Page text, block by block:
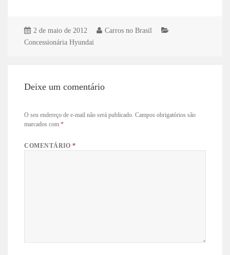
2 de maio de 2012
Carros no Brasil
Concessionária Hyundai
Deixe um comentário
O seu endereço de e-mail não será publicado. Campos obrigatórios são
marcados com*
COMENTÁRIO*